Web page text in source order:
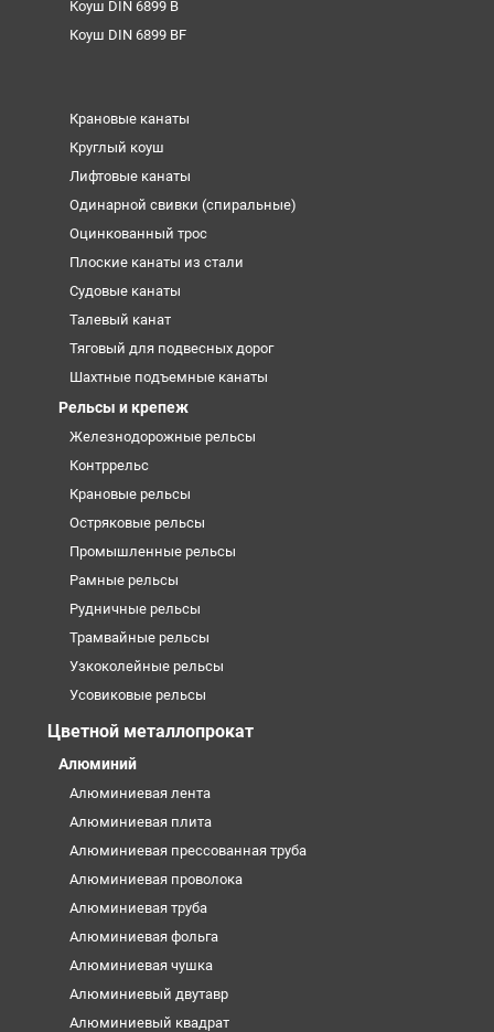
Коуш DIN 6899 B
Коуш DIN 6899 BF
Крановые канаты
Круглый коуш
Лифтовые канаты
Одинарной свивки (спиральные)
Оцинкованный трос
Плоские канаты из стали
Судовые канаты
Талевый канат
Тяговый для подвесных дорог
Шахтные подъемные канаты
Рельсы и крепеж
Железнодорожные рельсы
Контррельс
Крановые рельсы
Остряковые рельсы
Промышленные рельсы
Рамные рельсы
Рудничные рельсы
Трамвайные рельсы
Узкоколейные рельсы
Усовиковые рельсы
Цветной металлопрокат
Алюминий
Алюминиевая лента
Алюминиевая плита
Алюминиевая прессованная труба
Алюминиевая проволока
Алюминиевая труба
Алюминиевая фольга
Алюминиевая чушка
Алюминиевый двутавр
Алюминиевый квадрат